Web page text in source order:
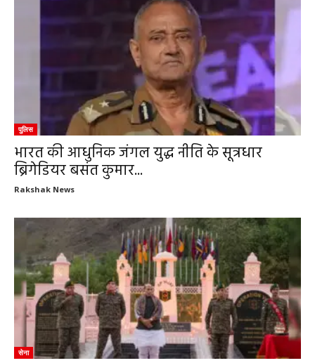
पुलिस
भारत की आधुनिक जंगल युद्ध नीति के सूत्रधार
ब्रिगेडियर बसंत कुमार...
Rakshak News
सेना